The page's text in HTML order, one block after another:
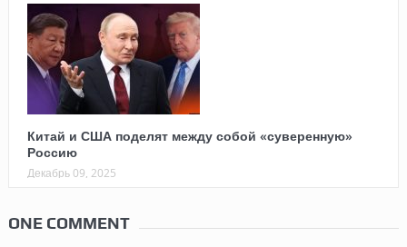
Китай и США поделят между собой «суверенную»
Россию
Декабрь 09, 2025
ONE COMMENT